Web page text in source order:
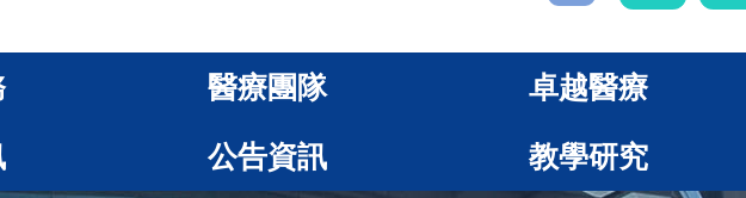
醫療團隊 卓越醫療
公告資訊 教學研究